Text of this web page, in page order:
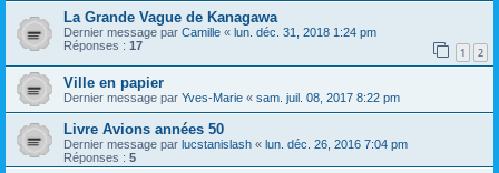
La Grande Vague de Kanagawa
Dernier message par Camille « lun. déc. 31, 2018 1:24 pm
Réponses : 17 1 2
Ville en papier
Dernier message par Yves-Marie « sam. juil. 08, 2017 8:22 pm
Livre Avions années 50
Dernier message par lucstanislash « lun. déc. 26, 2016 7:04 pm
Réponses : 5